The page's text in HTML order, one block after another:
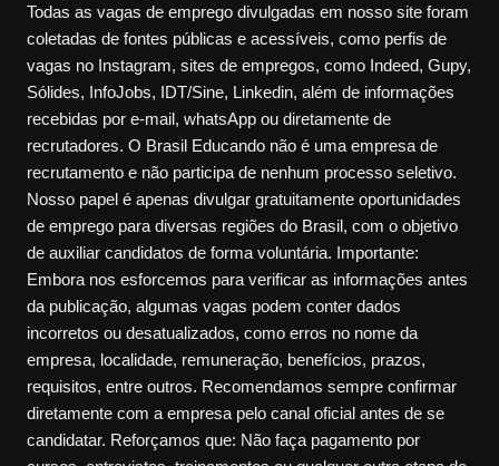
Todas as vagas de emprego divulgadas em nosso site foram
coletadas de fontes públicas e acessíveis, como perfis de
vagas no Instagram, sites de empregos, como Indeed, Gupy,
Sólides, InfoJobs, IDT/Sine, Linkedin, além de informações
recebidas por e-mail, whatsApp ou diretamente de
recrutadores. O Brasil Educando não é uma empresa de
recrutamento e não participa de nenhum processo seletivo.
Nosso papel é apenas divulgar gratuitamente oportunidades
de emprego para diversas regiões do Brasil, com o objetivo
de auxiliar candidatos de forma voluntária. Importante:
Embora nos esforcemos para verificar as informações antes
da publicação, algumas vagas podem conter dados
incorretos ou desatualizados, como erros no nome da
empresa, localidade, remuneração, benefícios, prazos,
requisitos, entre outros. Recomendamos sempre confirmar
diretamente com a empresa pelo canal oficial antes de se
candidatar. Reforçamos que: Não faça pagamento por